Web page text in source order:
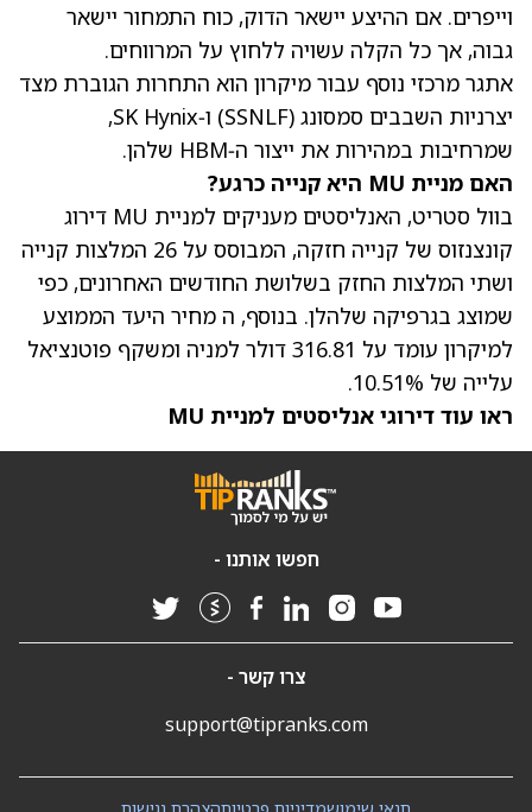
וייפרים. אם ההיצע יישאר הדוק, כוח התמחור יישאר
גבוה, אך כל הקלה עשויה ללחוץ על המרווחים.
אתגר מרכזי נוסף עבור מיקרון הוא התחרות הגוברת מצד
יצרניות השבבים סמסונג (SSNLF)
ו‑SK Hynix,
שמרחיבות במהירות את ייצור ה‑HBM שלהן.
האם מניית MU היא קנייה כרגע?
בוול סטריט, האנליסטים מעניקים למניית MU דירוג
קונצנזוס של קנייה חזקה, המבוסס על 26 המלצות קנייה
ושתי המלצות החזק בשלושת החודשים האחרונים, כפי
שמוצג בגרפיקה שלהלן. בנוסף, ה מחיר היעד הממוצע
למיקרון
עומד על 316.81 דולר למניה ומשקף פוטנציאל
עלייה של 10.51%.
ראו עוד דירוגי אנליסטים למניית MU
חפשו אותנו -
צרו קשר -
support@tipranks.com